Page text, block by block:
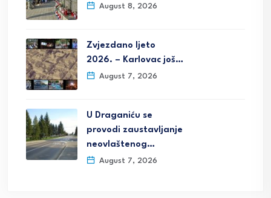
August 8, 2026
Zvjezdano ljeto
2026. – Karlovac još…
August 7, 2026
U Draganiću se
provodi zaustavljanje
neovlaštenog…
August 7, 2026